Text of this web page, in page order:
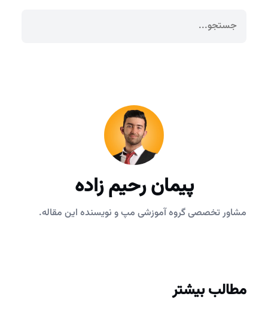
پیمان رحیم زاده
مشاور تخصصی گروه آموزشی مپ و نویسنده این مقاله.
مطالب بیشتر